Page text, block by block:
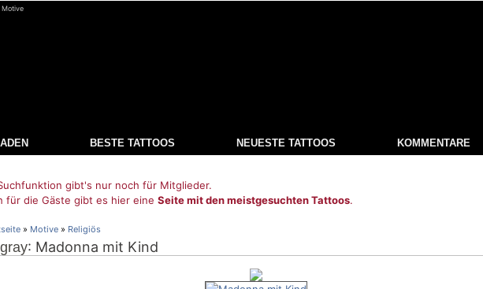
Motive
BESTE TATTOOS NEUESTE TATTOOS KOMMENTARE
gibt's nur noch für Mitglieder.
für die Gäste gibt es hier eine Seite mit den meistgesuchten Tattoos.
» Motive » Religiös
: Madonna mit Kind